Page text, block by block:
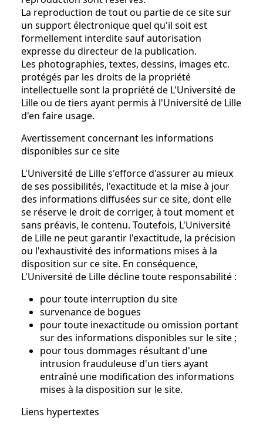
La reproduction de tout ou partie de ce site sur
un support électronique quel qu'il soit est
formellement interdite sauf autorisation
expresse du directeur de la publication.
Les photographies, textes, dessins, images etc.
protégés par les droits de la propriété
intellectuelle sont la propriété de L'Université de
Lille ou de tiers ayant permis à l'Université de Lille
d'en faire usage.
Avertissement concernant les informations
disponibles sur ce site
L'Université de Lille s'efforce d'assurer au mieux
de ses possibilités, l'exactitude et la mise à jour
des informations diffusées sur ce site, dont elle
se réserve le droit de corriger, à tout moment et
sans préavis, le contenu. Toutefois, L'Université
de Lille ne peut garantir l'exactitude, la précision
ou l'exhaustivité des informations mises à la
disposition sur ce site. En conséquence,
L'Université de Lille décline toute responsabilité :
pour toute interruption du site
survenance de bogues
pour toute inexactitude ou omission portant
sur des informations disponibles sur le site ;
pour tous dommages résultant d'une
intrusion frauduleuse d'un tiers ayant
entraîné une modification des informations
mises à la disposition sur le site.
Liens hypertextes